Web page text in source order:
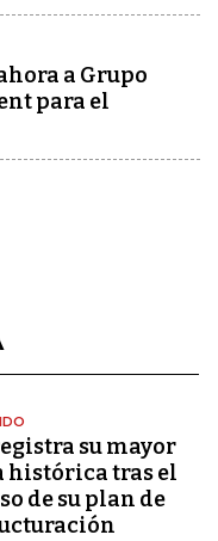
a Grupo
para el
su mayor
histórica tras el
de su plan de